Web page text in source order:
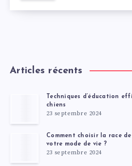
Articles récents
Techniques d’éducation
chiens
23 septembre 2024
Comment choisir la race
votre mode de vie ?
23 septembre 2024